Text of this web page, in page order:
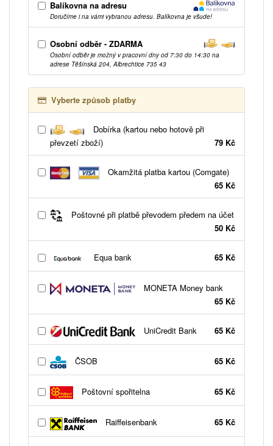
Balíkovna na adresu
Doručíme i na vámi vybranou adresu. Balíkovna je všude!
Osobní odběr - ZDARMA
Osobní odběr je možný v pracovní dny od 7:30 do 14:30 na
adrese Těšínská 204, Albrechtice 735 43
Vyberte způsob platby
Dobírka (kartou nebo hotově při
převzetí zboží)
79 Kč
Okamžitá platba kartou (Comgate)
65 Kč
Poštovné při platbě převodem předem na účet
50 Kč
Equa bank 65 Kč
MONETA Money bank
65 Kč
UniCredit Bank 65 Kč
ČSOB 65 Kč
Poštovní spořitelna 65 Kč
Raiffeisenbank 65 Kč